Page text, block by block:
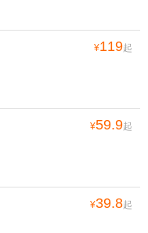
¥119起
¥59.9起
¥39.8起